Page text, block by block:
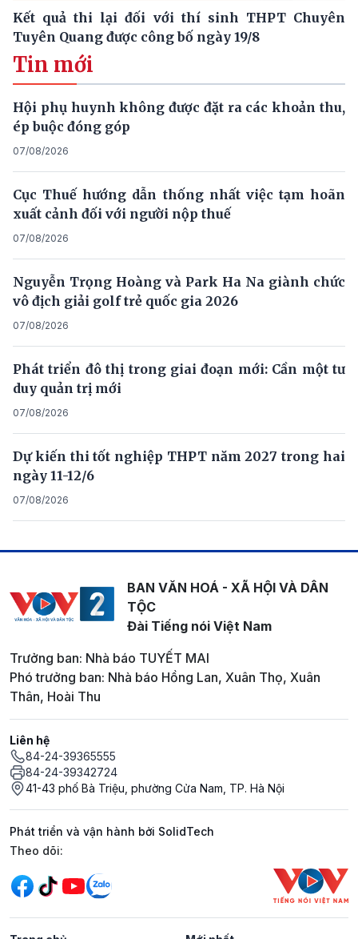
Kết quả thi lại đối với thí sinh THPT Chuyên
Tuyên Quang được công bố ngày 19/8
Tin mới
Hội phụ huynh không được đặt ra các khoản thu,
ép buộc đóng góp
07/08/2026
Cục Thuế hướng dẫn thống nhất việc tạm hoãn
xuất cảnh đối với người nộp thuế
07/08/2026
Nguyễn Trọng Hoàng và Park Ha Na giành chức
vô địch giải golf trẻ quốc gia 2026
07/08/2026
Phát triển đô thị trong giai đoạn mới: Cần một tư
duy quản trị mới
07/08/2026
Dự kiến thi tốt nghiệp THPT năm 2027 trong hai
ngày 11-12/6
07/08/2026
BAN VĂN HOÁ - XÃ HỘI VÀ DÂN
TỘC
Đài Tiếng nói Việt Nam
Trưởng ban: Nhà báo TUYẾT MAI
Phó trưởng ban: Nhà báo Hồng Lan, Xuân Thọ, Xuân
Thân, Hoài Thu
Liên hệ
84-24-39365555
84-24-39342724
41-43 phố Bà Triệu, phường Cửa Nam, TP. Hà Nội
Phát triển và vận hành bởi SolidTech
Mạng xã hội
Theo dõi: